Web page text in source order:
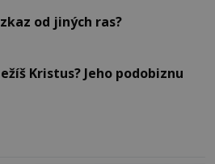
od jiných ras?
Kristus? Jeho podobiznu